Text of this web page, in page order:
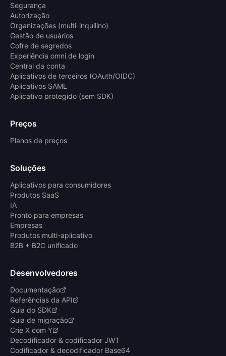
Segurança
Autorização
Organizações (multi-inquilino)
Gestão de usuários
Cofre de segredos
Experiência omni de login
Central da conta
Aplicativos de terceiros (OAuth/OIDC)
Aplicativos SAML
Aplicativo protegido (sem SDK)
Preços
Planos de preços
Soluções
Aplicativos para consumidores
Produtos SaaS
IA
Pronto para empresas
Empresas
Produtos multi-aplicativo
B2B + B2C unificado
Desenvolvedores
Documentação
Referências da API
Guia do SDK
Guia de migração
Crie X com Y
Decodificador & codificador JWT
Codificador & decodificador Base64